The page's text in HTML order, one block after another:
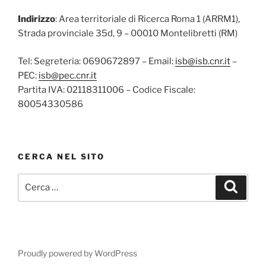
Indirizzo: Area territoriale di Ricerca Roma 1 (ARRM1),
Strada provinciale 35d, 9 – 00010 Montelibretti (RM)
Tel: Segreteria: 0690672897 – Email: isb@isb.cnr.it –
PEC: isb@pec.cnr.it
Partita IVA: 02118311006 – Codice Fiscale:
80054330586
CERCA NEL SITO
Proudly powered by WordPress